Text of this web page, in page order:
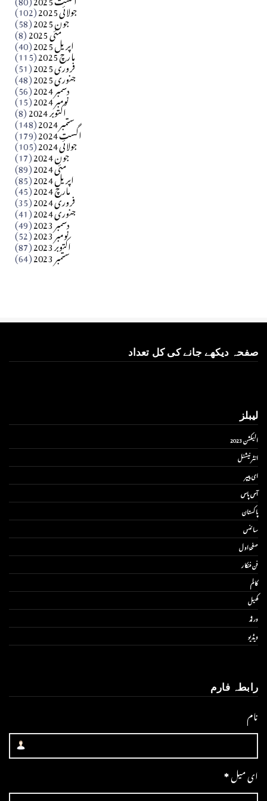
آزاد کشمیر جیسے احتجاج کی ضرورت ہے؟ از،،، ظہیرالدین
جولائی 2025 (102) جون 2025 (58) مئی 2025 (8) اپریل 2025 (40) مارچ 2025 (115) فروری 2025 (51) جنوری 2025 (48) دسمبر 2024 (56) نومبر 2024 (15) اکتوبر 2024 (8) ستمبر 2024 (148) اگست 2024 (179) جولائی 2024 (105) جون 2024 (17) مئی 2024 (89) اپریل 2024 (85) مارچ 2024 (45) فروری 2024 (35) جنوری 2024 (41) دسمبر 2023 (49) نومبر 2023 (52) اکتوبر 2023 (87) ستمبر 2023 (64)
صفحہ دیکھے جانے کی کل تعداد
لیبلز
الیکشن 2023
انٹر نیشنل
ای پیپر
آس پاس
پاکستان
سائنس
صفحۂ اول
فن فنکار
کالم
کھیل
ورلڈ
ویڈیو
رابطہ فارم
نام
ای میل*